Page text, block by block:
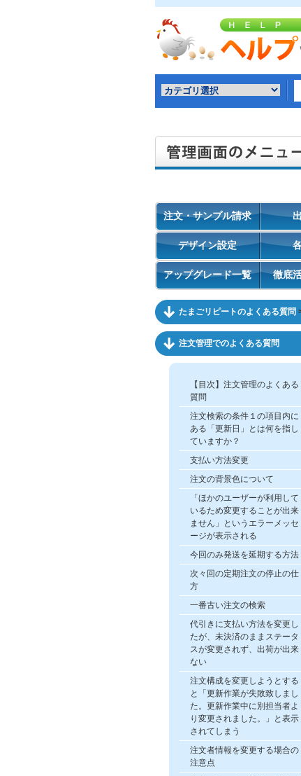
注文・サンプル請求
デザイン設定
アップグレード一覧 徹底
たまごリピートのよくある質問
注文管理でのよくある質問
【目次】注文管理のよくある
質問
注文検索の条件１の項目内に
ある「更新日」とは何を指し
ていますか？
支払い方法変更
注文の背景色について
「ほかのユーザーが利用して
いるため変更することが出来
ません」というエラーメッセ
ージが表示される
今回のみ発送を延期する方法
次々回の定期注文の停止の仕
方
一番古い注文の検索
代引きに支払い方法を変更し
たが、未決済のままステータ
スが変更されず、出荷が出来
ない
注文構成を変更しようとする
と「更新作業が失敗致しまし
た。更新作業中に別担当者よ
り変更されました。」と表示
されてしまう
注文者情報を変更する場合の
注意点